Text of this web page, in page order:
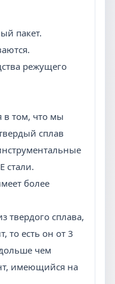
пакет.
режущего
в том, что мы
сплав
стали.
более
твердого сплава,
то есть он от 3
чем
имеющийся на